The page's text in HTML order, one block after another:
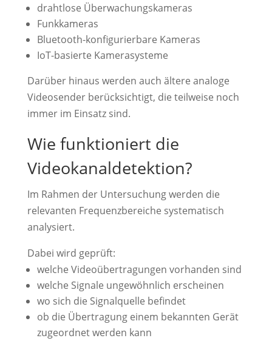
drahtlose Überwachungskameras
Funkkameras
Bluetooth-konfigurierbare Kameras
IoT-basierte Kamerasysteme
Darüber hinaus werden auch ältere analoge
Videosender berücksichtigt, die teilweise noch
immer im Einsatz sind.
Wie funktioniert die
Videokanaldetektion?
Im Rahmen der Untersuchung werden die
relevanten Frequenzbereiche systematisch
analysiert.
Dabei wird geprüft:
welche Videoübertragungen vorhanden sind
welche Signale ungewöhnlich erscheinen
wo sich die Signalquelle befindet
ob die Übertragung einem bekannten Gerät
zugeordnet werden kann